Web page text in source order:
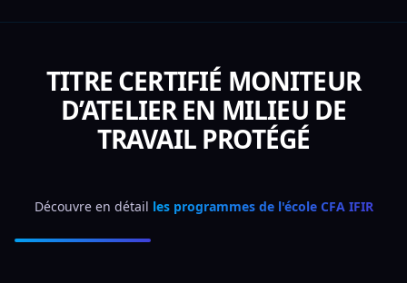
TITRE CERTIFIÉ MONITEUR
D’ATELIER EN MILIEU DE
TRAVAIL PROTÉGÉ
Découvre en détail les programmes de l'école CFA IFIR